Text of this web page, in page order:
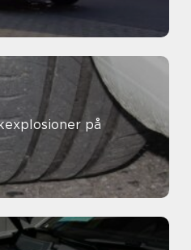
på